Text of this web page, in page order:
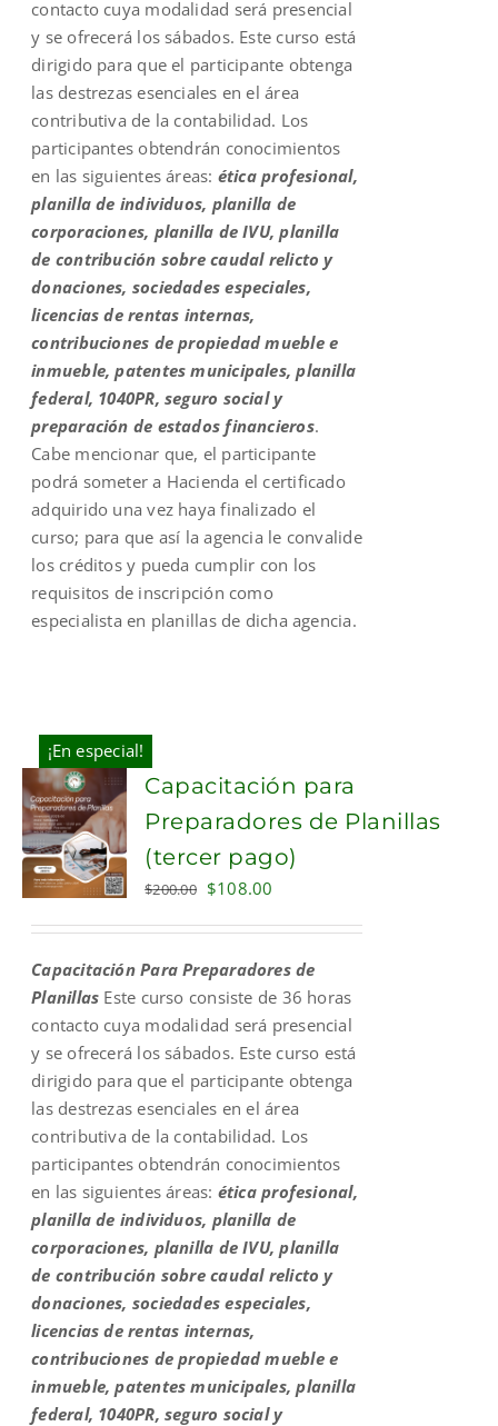
contacto cuya modalidad será presencial
y se ofrecerá los sábados. Este curso está
dirigido para que el participante obtenga
las destrezas esenciales en el área
contributiva de la contabilidad. Los
participantes obtendrán conocimientos
en las siguientes áreas: ética profesional,
planilla de individuos, planilla de
corporaciones, planilla de IVU, planilla
de contribución sobre caudal relicto y
donaciones, sociedades especiales,
licencias de rentas internas,
contribuciones de propiedad mueble e
inmueble, patentes municipales, planilla
federal, 1040PR, seguro social y
preparación de estados financieros.
Cabe mencionar que, el participante
podrá someter a Hacienda el certificado
adquirido una vez haya finalizado el
curso; para que así la agencia le convalide
los créditos y pueda cumplir con los
requisitos de inscripción como
especialista en planillas de dicha agencia.
¡En especial!
ADD TO
CART
Capacitación para
Preparadores de Planillas
(tercer pago)
$200.00 Original
$200.00.
$108.00
$108.00.
Capacitación Para Preparadores de
Planillas Este curso consiste de 36 horas
contacto cuya modalidad será presencial
y se ofrecerá los sábados. Este curso está
dirigido para que el participante obtenga
las destrezas esenciales en el área
contributiva de la contabilidad. Los
participantes obtendrán conocimientos
en las siguientes áreas: ética profesional,
planilla de individuos, planilla de
corporaciones, planilla de IVU, planilla
de contribución sobre caudal relicto y
donaciones, sociedades especiales,
licencias de rentas internas,
contribuciones de propiedad mueble e
inmueble, patentes municipales, planilla
federal, 1040PR, seguro social y